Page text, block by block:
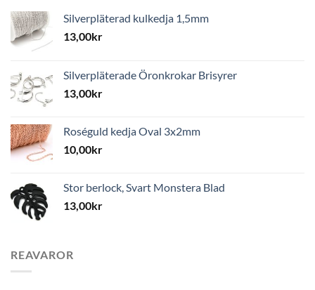
Silverpläterad kulkedja 1,5mm
13,00kr
Silverpläterade Öronkrokar Brisyrer
13,00kr
Roséguld kedja Oval 3x2mm
10,00kr
Stor berlock, Svart Monstera Blad
13,00kr
REAVAROR